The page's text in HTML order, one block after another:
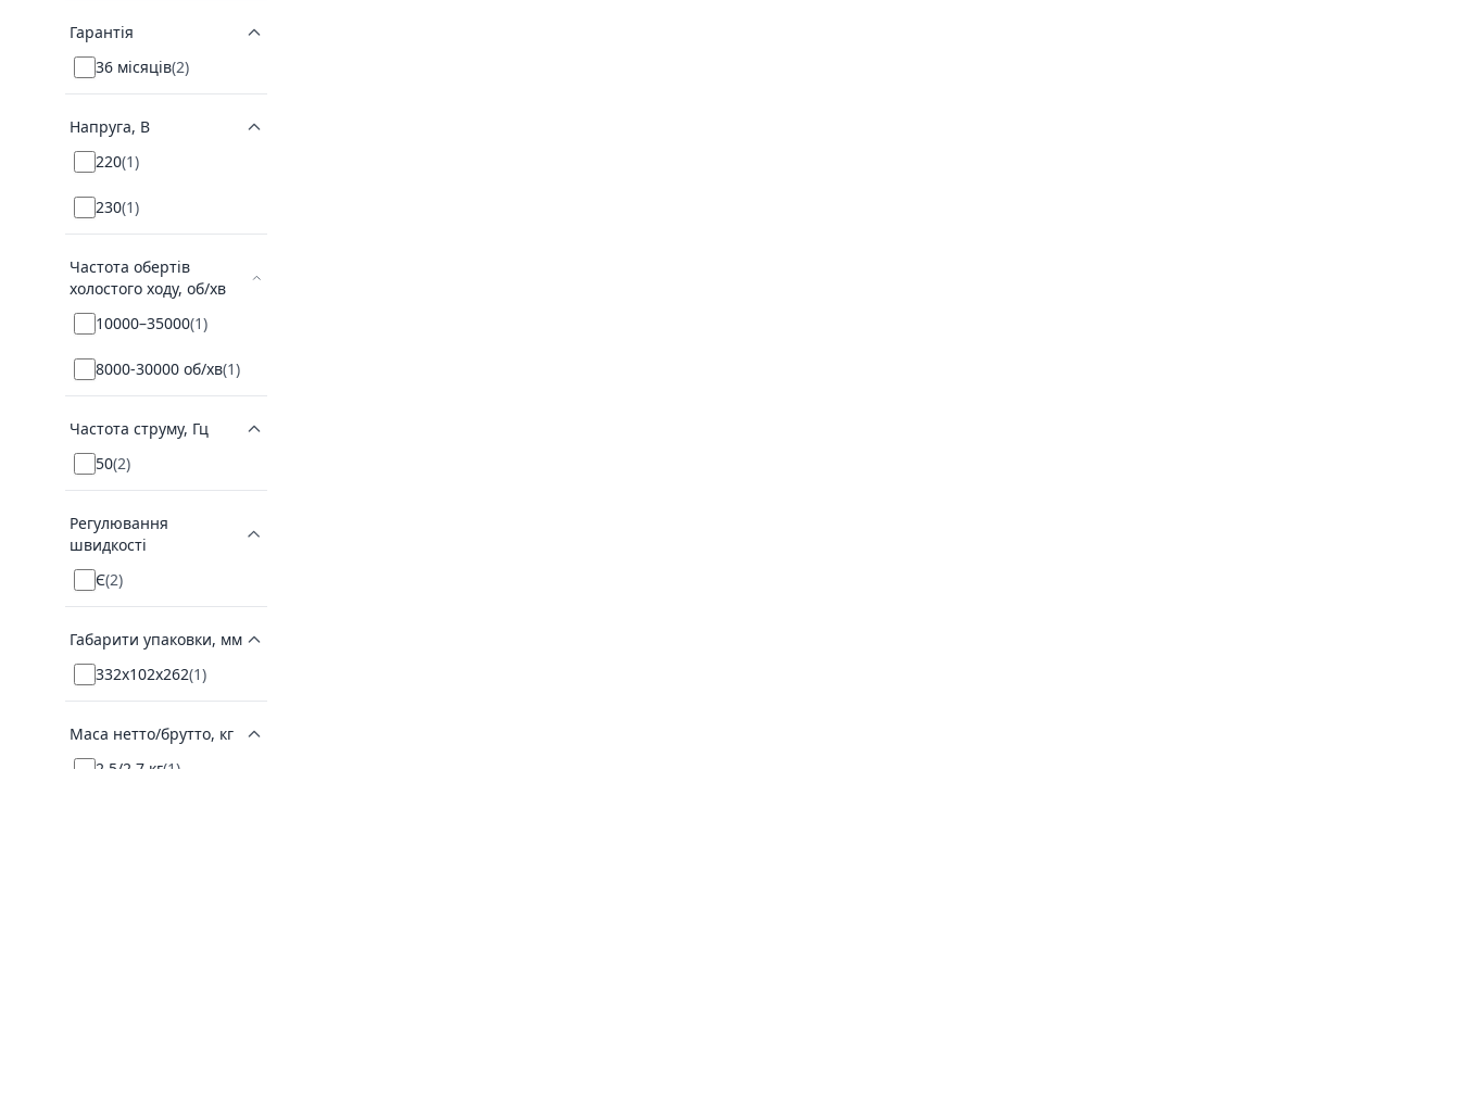
Гарантія
36 місяців(2)
Напруга, В
220(1)
230(1)
Частота обертів
холостого ходу, об/хв
10000–35000(1)
8000-30000 об/хв(1)
Частота струму, Гц
50(2)
Регулювання
швидкості
Є(2)
Габарити упаковки, мм
332х102х262(1)
Маса нетто/брутто, кг
2,5/2,7 кг(1)